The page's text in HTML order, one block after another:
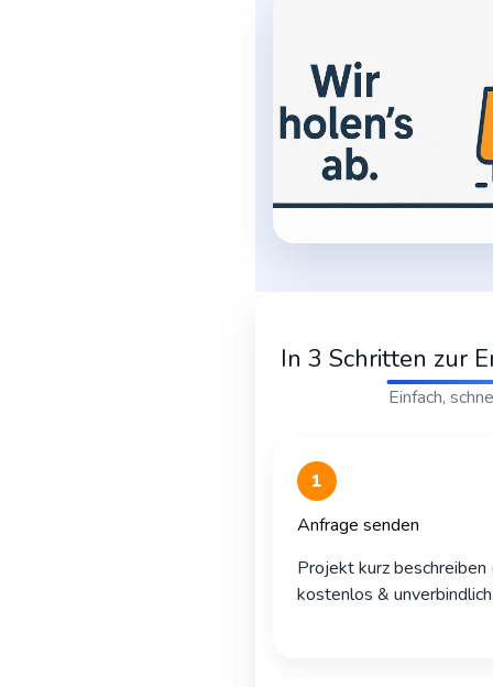
In 3 Schritten zur
Einfach,
1
Anfrage senden
Projekt kurz beschreiben
kostenlos &